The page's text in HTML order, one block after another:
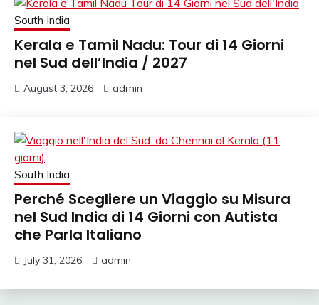
South India
Kerala e Tamil Nadu: Tour di 14 Giorni
nel Sud dell’India / 2027
August 3, 2026 admin
South India
Perché Scegliere un Viaggio su Misura
nel Sud India di 14 Giorni con Autista
che Parla Italiano
July 31, 2026 admin